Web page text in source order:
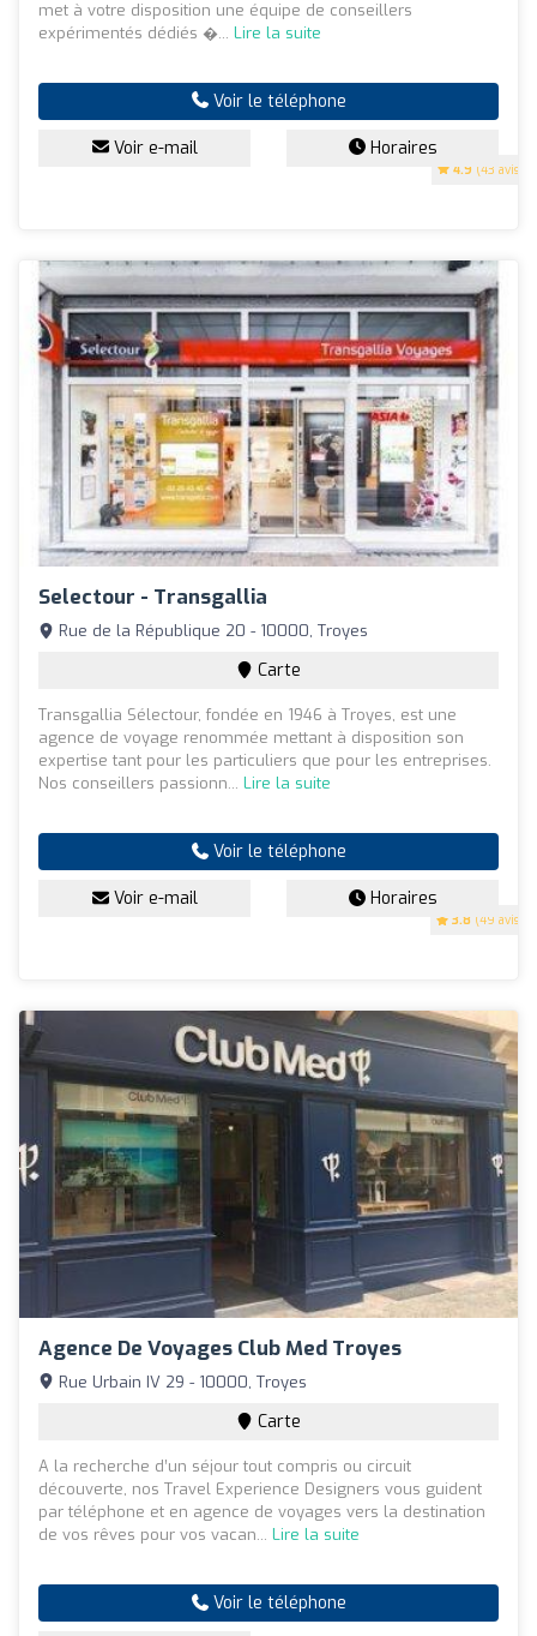
4.9 (43 avis)
met à votre disposition une équipe de conseillers
expérimentés dédiés �... Lire la suite
Voir le téléphone
Voir e-mail Horaires
Selectour - Transgallia
3.8 (49 avis)
Rue de la République 20 - 10000, Troyes
Carte
Transgallia Sélectour, fondée en 1946 à Troyes, est une
agence de voyage renommée mettant à disposition son
expertise tant pour les particuliers que pour les entreprises.
Nos conseillers passionn... Lire la suite
Voir le téléphone
Voir e-mail Horaires
Agence De Voyages Club Med Troyes
Rue Urbain IV 29 - 10000, Troyes
Carte
A la recherche d’un séjour tout compris ou circuit
découverte, nos Travel Experience Designers vous guident
par téléphone et en agence de voyages vers la destination
de vos rêves pour vos vacan... Lire la suite
Voir le téléphone